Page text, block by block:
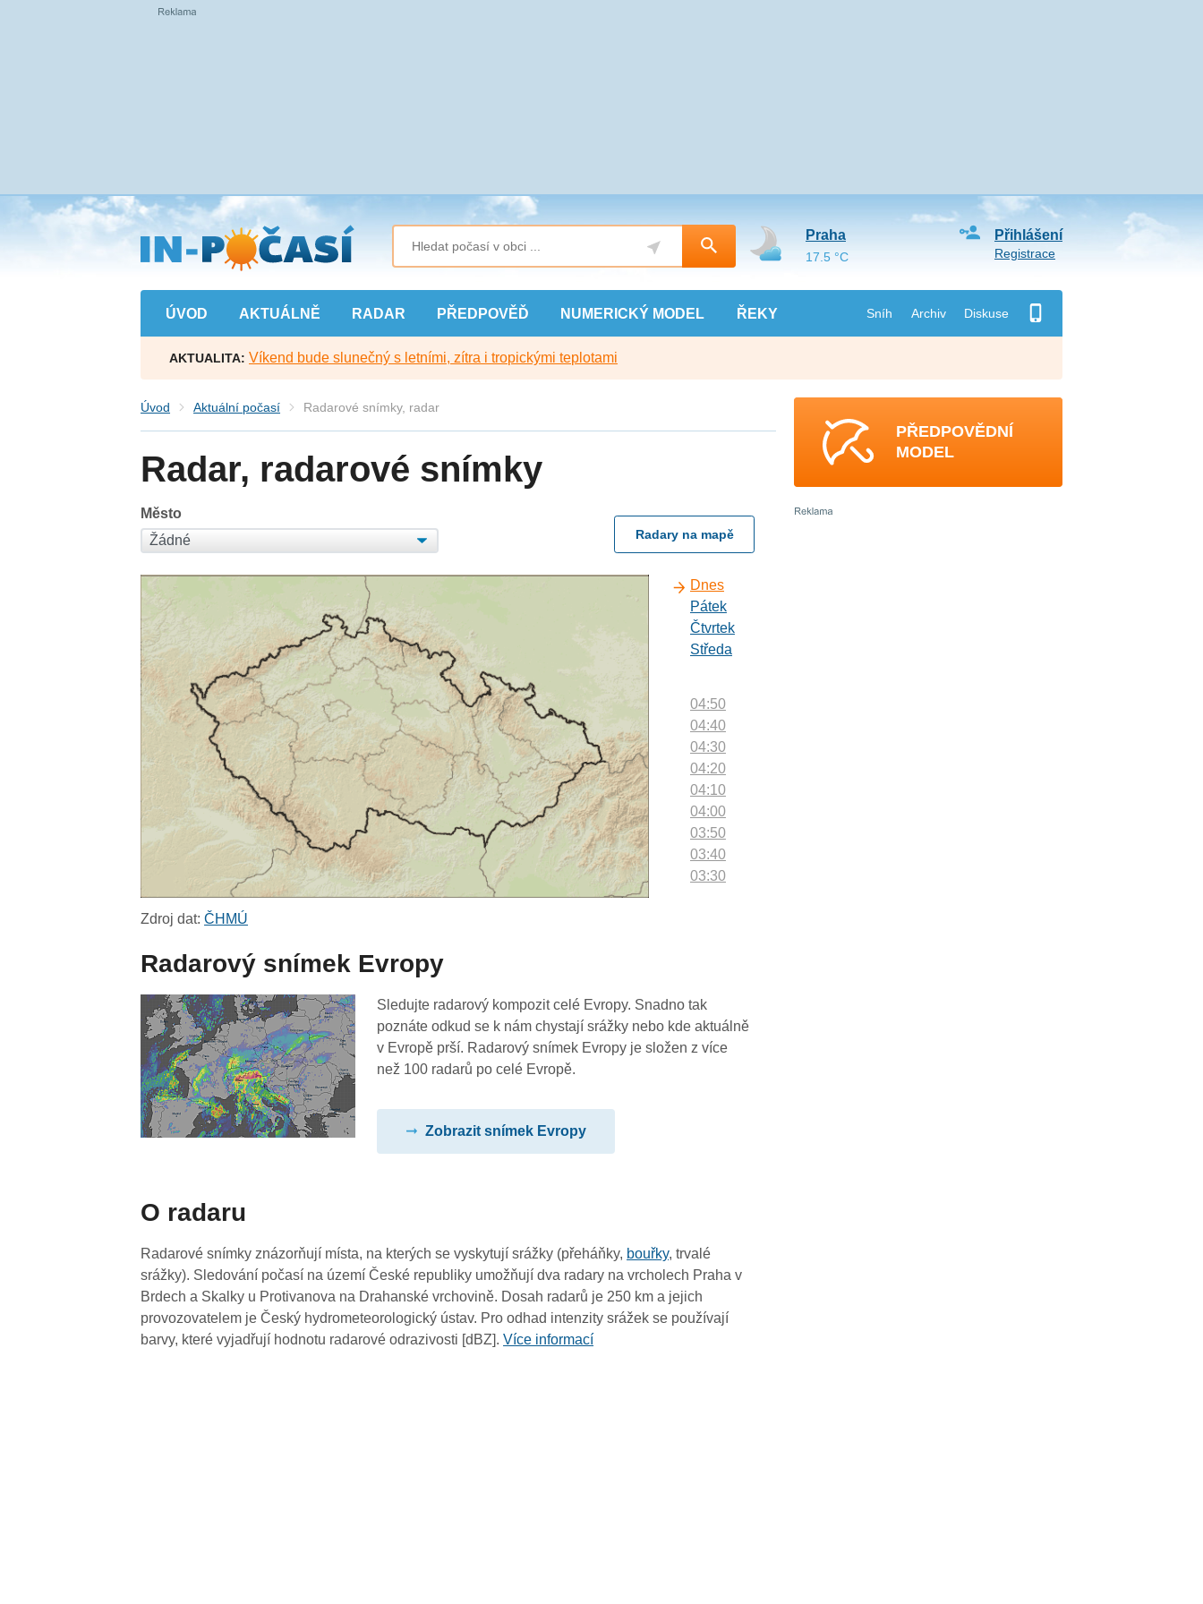
Přejít
na
hlavní
obsah
ÚVOD AKTUÁLNĚ RADAR PŘEDPOVĚĎ NUMERICKÝ MODEL ŘEKY Sníh Archiv Diskuse
Přihlášení
Registrace
Praha
17.5 °C
AKTUALITA: Víkend bude slunečný s letními, zítra i tropickými teplotami
Úvod Aktuální počasí Radarové snímky, radar
Radar, radarové snímky
Město
Radary na mapě
Dnes
Pátek
Čtvrtek
Středa
04:50
04:40
04:30
04:20
04:10
04:00
03:50
03:40
03:30
02:30
02:20
02:10
00:30
00:20
00:10
00:00
Zdroj dat:ČHMÚ
Radarový snímek Evropy
Sledujte radarový kompozit celé Evropy. Snadno tak
poznáte odkud se k nám chystají srážky nebo kde aktuálně
v Evropě prší. Radarový snímek Evropy je složen z více
než 100 radarů po celé Evropě.
Zobrazit snímek Evropy
O radaru
Radarové snímky znázorňují místa, na kterých se vyskytují srážky (přeháňky, bouřky, trvalé
srážky). Sledování počasí na území České republiky umožňují dva radary na vrcholech Praha v
Brdech a Skalky u Protivanova na Drahanské vrchovině. Dosah radarů je 250 km a jejich
provozovatelem je Český hydrometeorologický ústav. Pro odhad intenzity srážek se používají
barvy, které vyjadřují hodnotu radarové odrazivosti [dBZ].Více informací
PŘEDPOVĚDNÍ
MODEL